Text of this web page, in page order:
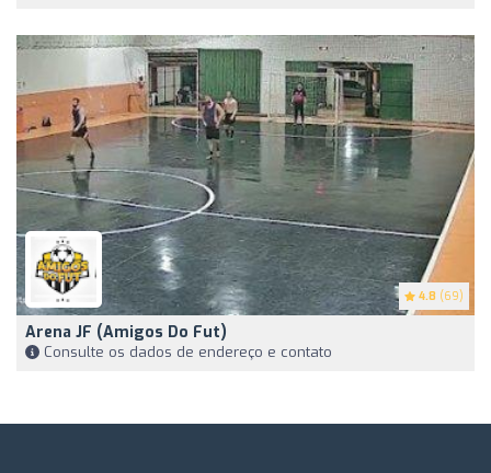
4.8 (69)
Arena JF (amigos Do Fut)
Consulte os dados de endereço e contato